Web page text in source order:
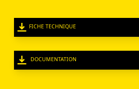
FICHE TECHNIQUE
DOCUMENTATION